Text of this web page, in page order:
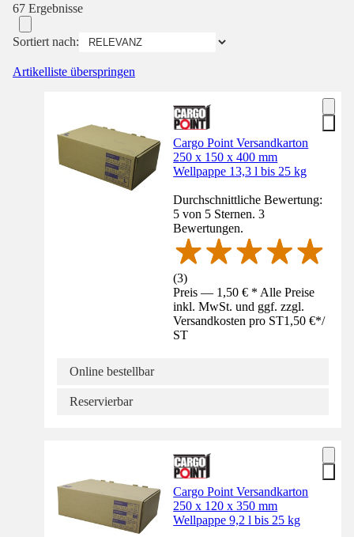
67 Ergebnisse
Sortiert nach:
Artikelliste überspringen
Cargo Point Versandkarton
250 x 150 x 400 mm
Wellpappe 13,3 l bis 25 kg
Durchschnittliche Bewertung:
5 von 5 Sternen. 3
Bewertungen.
(3)
Preis — 1,50 € * Alle Preise
inkl. MwSt. und ggf. zzgl.
Versandkosten pro ST1,50 €*/
ST
Online bestellbar
Reservierbar
Cargo Point Versandkarton
250 x 120 x 350 mm
Wellpappe 9,2 l bis 25 kg